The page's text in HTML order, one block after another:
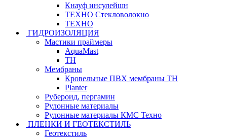
Кнауф инсулейшн
ТЕХНО Стекловолокно
ТЕХНО
ГИДРОИЗОЛЯЦИЯ
Мастики праймеры
AquaMast
ТН
Мембраны
Кровельные ПВХ мембраны ТН
Planter
Рубероид, пергамин
Рулонные материалы
Рулонные материалы КМС Техно
ПЛЕНКИ И ГЕОТЕКСТИЛЬ
Геотекстиль